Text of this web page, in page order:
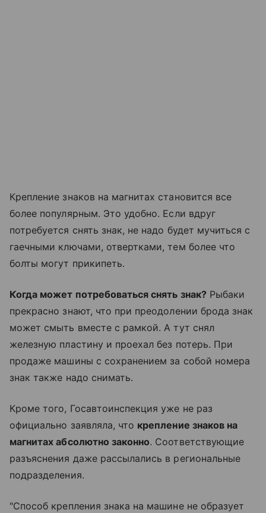
Крепление знаков на магнитах становится все
более популярным. Это удобно. Если вдруг
потребуется снять знак, не надо будет мучиться с
гаечными ключами, отвертками, тем более что
болты могут прикипеть.
Когда может потребоваться снять знак?Рыбаки
прекрасно знают, что при преодолении брода знак
может смыть вместе с рамкой. А тут снял
железную пластину и проехал без потерь. При
продаже машины с сохранением за собой номера
знак также надо снимать.
Кроме того, Госавтоинспекция уже не раз
официально заявляла, что крепление знаков на
магнитах абсолютно законно. Соответствующие
разъяснения даже рассылались в региональные
подразделения.
"Способ крепления знака на машине не образует